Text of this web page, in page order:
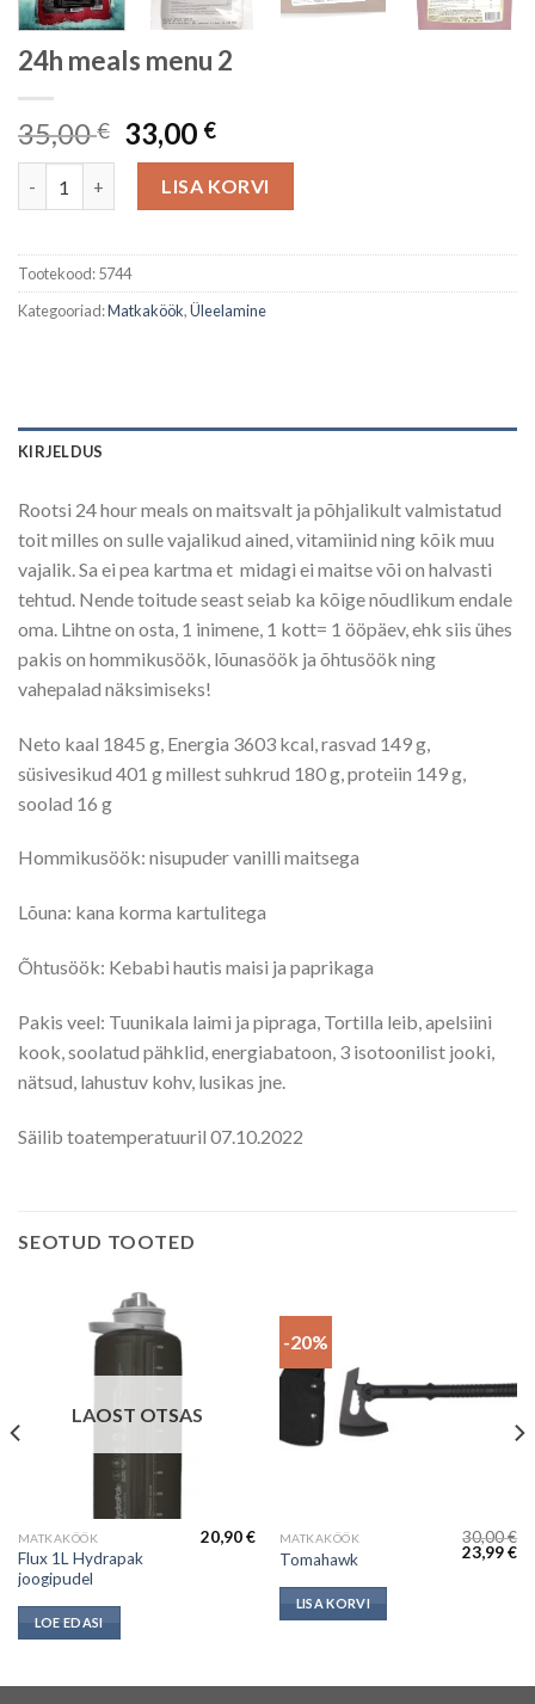
24h meals menu 2
35,00€ Algne
hind
35,00 €.
33,00 €Current
price
is:
33,00 €.
LISA KORVI
Tootekood:5744
Kategooriad:Matkaköök,Üleelamine
KIRJELDUS
Rootsi 24 hour meals on maitsvalt ja põhjalikult valmistatud
toit milles on sulle vajalikud ained, vitamiinid ning kõik muu
vajalik. Sa ei pea kartma et midagi ei maitse või on halvasti
tehtud. Nende toitude seast seiab ka kõige nõudlikum endale
oma. Lihtne on osta, 1 inimene, 1 kott= 1 ööpäev, ehk siis ühes
pakis on hommikusöök, lõunasöök ja õhtusöök ning
vahepalad näksimiseks!
Neto kaal 1845 g, Energia 3603 kcal, rasvad 149 g,
süsivesikud 401 g millest suhkrud 180 g, proteiin 149 g,
soolad 16 g
Hommikusöök: nisupuder vanilli maitsega
Lõuna: kana korma kartulitega
Õhtusöök: Kebabi hautis maisi ja paprikaga
Pakis veel: Tuunikala laimi ja pipraga, Tortilla leib, apelsiini
kook, soolatud pähklid, energiabatoon, 3 isotoonilist jooki,
nätsud, lahustuv kohv, lusikas jne.
Säilib toatemperatuuril 07.10.2022
SEOTUD TOOTED
LAOST OTSAS
MATKAKÖÖK
Flux 1L Hydrapak
joogipudel
20,90€
LOE EDASI
-20%
MATKAKÖÖK
Tomahawk
30,00€
Algne
hind
23,99€
LISA KORVI